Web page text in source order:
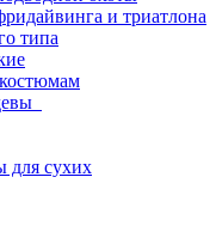
и триатлона
типа
для сухих